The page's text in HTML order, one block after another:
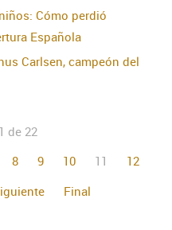
Cómo perdió
Española
Carlsen, campeón del
de 22
8 9 10 11
12
Final